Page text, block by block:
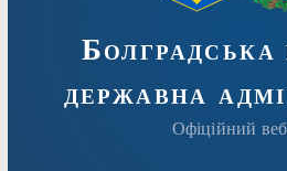
Болградська
державна
Офіційний